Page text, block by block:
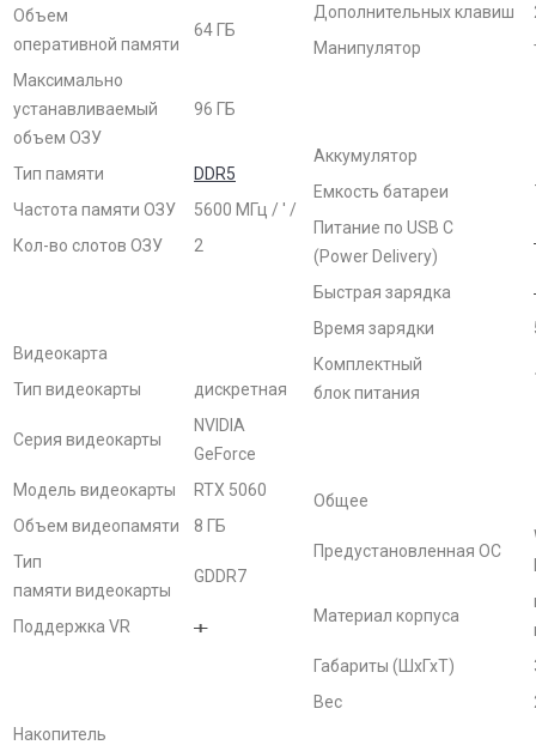
Объем
оперативной памяти
64 ГБ
Максимально
устанавливаемый
объем ОЗУ
96 ГБ
Тип памяти
DDR5
Частота памяти ОЗУ
5600 МГц / ' /
Кол-во слотов ОЗУ
2
Видеокарта
Тип видеокарты
дискретная
Серия видеокарты
NVIDIA
GeForce
Модель видеокарты
RTX 5060
Объем видеопамяти
8 ГБ
Тип
памяти видеокарты
GDDR7
Поддержка VR
Накопитель
Дополнительных клавиш
Манипулятор
Аккумулятор
Емкость батареи
Питание по USB C
(Power Delivery)
Быстрая зарядка
Время зарядки
Комплектный
блок питания
Общее
Предустановленная ОС
Материал корпуса
Габариты (ШхГхТ)
Вес